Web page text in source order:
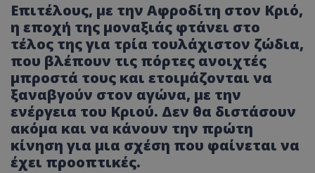
Επιτέλους, με την Αφροδίτη στον Κριό,
η εποχή της μοναξιάς φτάνει στο
τέλος της για τρία τουλάχιστον ζώδια,
που βλέπουν τις πόρτες ανοιχτές
μπροστά τους και ετοιμάζονται να
ξαναβγούν στον αγώνα, με την
ενέργεια του Κριού. Δεν θα διστάσουν
ακόμα και να κάνουν την πρώτη
κίνηση για μια σχέση που φαίνεται να
έχει προοπτικές.